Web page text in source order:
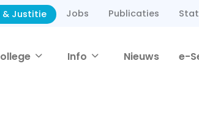
& Justitie Jobs Publicaties
Info Nieuws e-